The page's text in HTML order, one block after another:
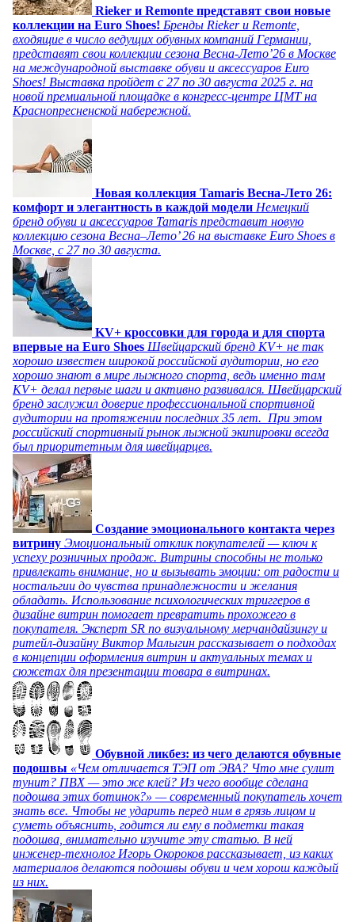
Rieker и Remonte представят свои новые
коллекции на Euro Shoes! Бренды Rieker и Remonte,
входящие в число ведущих обувных компаний Германии,
представят свои коллекции сезона Весна-Лето’26 в Москве
на международной выставке обуви и аксессуаров Euro
Shoes! Выставка пройдет c 27 по 30 августа 2025 г. на
новой премиальной площадке в конгресс-центре ЦМТ на
Краснопресненской набережной.
Новая коллекция Tamaris Весна-Лето 26:
комфорт и элегантность в каждой модели Немецкий
бренд обуви и аксессуаров Tamaris представит новую
коллекцию сезона Весна–Лето’ 26 на выставке Euro Shoes в
Москве, с 27 по 30 августа.
KV+ кроссовки для города и для спорта
впервые на Euro Shoes Швейцарский бренд KV+ не так
хорошо известен широкой российской аудитории, но его
хорошо знают в мире лыжного спорта, ведь именно там
KV+ делал первые шаги и активно развивался. Швейцарский
бренд заслужил доверие профессиональной спортивной
аудитории на протяжении последних 35 лет. При этом
российский спортивный рынок лыжной экипировки всегда
был приоритетным для швейцарцев.
Создание эмоционального контакта через
витрину Эмоциональный отклик покупателей — ключ к
успеху розничных продаж. Витрины способны не только
привлекать внимание, но и вызывать эмоции: от радости и
ностальгии до чувства принадлежности и желания
обладать. Использование психологических триггеров в
дизайне витрин помогает превратить прохожего в
покупателя. Эксперт SR по визуальному мерчандайзингу и
ритейл-дизайну Виктор Малыгин рассказывает о подходах
в концепции оформления витрин и актуальных темах и
сюжетах для презентации товара в витринах.
Обувной ликбез: из чего делаются обувные
подошвы «Чем отличается ТЭП от ЭВА? Что мне сулит
тунит? ПВХ — это же клей? Из чего вообще сделана
подошва этих ботинок?» — современный покупатель хочет
знать все. Чтобы не ударить перед ним в грязь лицом и
суметь объяснить, годится ли ему в подметки такая
подошва, внимательно изучите эту статью. В ней
инженер-технолог Игорь Окороков рассказывает, из каких
материалов делаются подошвы обуви и чем хорош каждый
из них.